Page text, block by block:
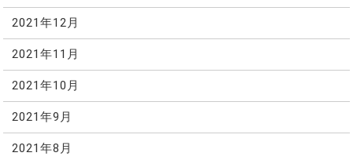
2021年12月
2021年11月
2021年10月
2021年9月
2021年8月